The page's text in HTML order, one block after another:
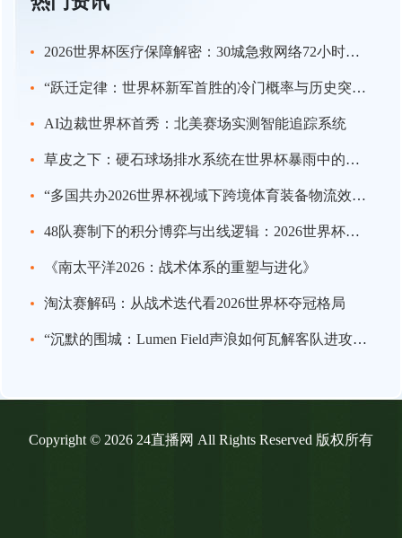
2026世界杯医疗保障解密：30城急救网络72小时全域激活
“跃迁定律：世界杯新军首胜的冷门概率与历史突变”
AI边裁世界杯首秀：北美赛场实测智能追踪系统
草皮之下：硬石球场排水系统在世界杯暴雨中的极限生存战
“多国共办2026世界杯视域下跨境体育装备物流效能的关键瓶颈与系统优化策略”
48队赛制下的积分博弈与出线逻辑：2026世界杯小组赛战略推演
《南太平洋2026：战术体系的重塑与进化》
淘汰赛解码：从战术迭代看2026世界杯夺冠格局
“沉默的围城：Lumen Field声浪如何瓦解客队进攻，及2026世界杯的应对之策”
Copyright © 2026 24直播网 All Rights Reserved 版权所有